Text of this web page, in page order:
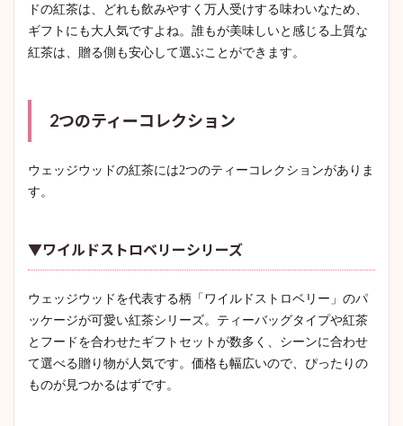
ドの紅茶は、どれも飲みやすく万人受けする味わいなため、
ギフトにも大人気ですよね。誰もが美味しいと感じる上質な
紅茶は、贈る側も安心して選ぶことができます。
2つのティーコレクション
ウェッジウッドの紅茶には2つのティーコレクションがありま
す。
▼ワイルドストロベリーシリーズ
ウェッジウッドを代表する柄「ワイルドストロベリー」のパ
ッケージが可愛い紅茶シリーズ。ティーバッグタイプや紅茶
とフードを合わせたギフトセットが数多く、シーンに合わせ
て選べる贈り物が人気です。価格も幅広いので、ぴったりの
ものが見つかるはずです。